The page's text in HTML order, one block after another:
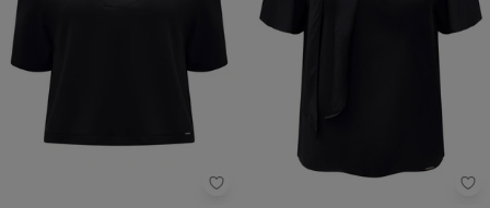
Lunender - Blusa Cropped